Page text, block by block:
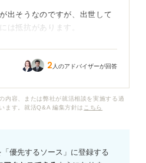
出そうなのですが、出世して
は抵抗があります。
思ってしまいます。
このままでいいのかと焦りも
リットがあるのかも知りたい
2 人のアドバイザーが回答
内容、または弊社が就活相談を実施する過
ます。就活Q&A 編集方針は こちら
優先するソース」に登録する